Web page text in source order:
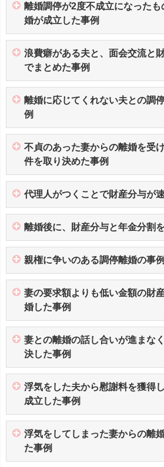
離婚調停が2度不成立になった
婚が成立した事例
浪費癖がある夫と、面会交流と
でまとめた事例
離婚に応じてくれない夫との調
例
不貞のあった妻からの離婚を受
件を取り決めた事例
代理人がつくことで財産分与が
離婚後に、財産分与と年金分割
親権に争いのある調停離婚の事例
妻の要求額よりも低い金額の財
婚した事例
妻との離婚の話し合いが進まな
決した事例
浮気をした夫から慰謝料を獲得
成立した事例
浮気をしてしまった妻からの離
た事例